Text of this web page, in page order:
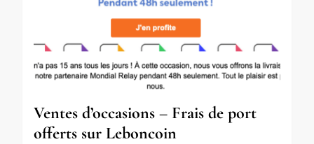
Ventes d’occasions – Frais de port
offerts sur Leboncoin